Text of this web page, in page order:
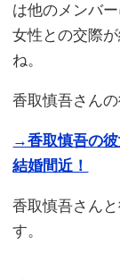
は他のメンバ
女性との交際
ね。
香取慎吾さん
→香取慎吾の
結婚間近！
香取慎吾さん
す。